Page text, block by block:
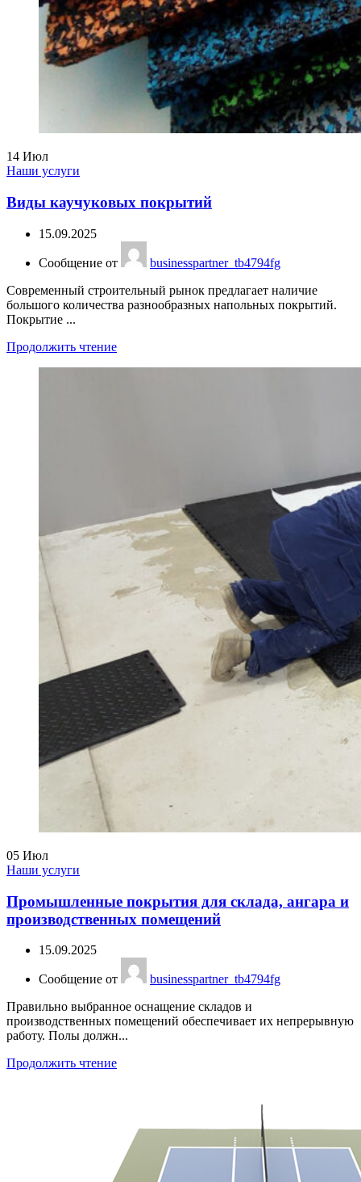
14 Июл
Наши услуги
Виды каучуковых покрытий
15.09.2025
Сообщение от
businesspartner_tb4794fg
Современный строительный рынок предлагает наличие
большого количества разнообразных напольных покрытий.
Покрытие ...
Продолжить чтение
05 Июл
Наши услуги
Промышленные покрытия для склада, ангара и
производственных помещений
15.09.2025
Сообщение от
businesspartner_tb4794fg
Правильно выбранное оснащение складов и
производственных помещений обеспечивает их непрерывную
работу. Полы должн...
Продолжить чтение